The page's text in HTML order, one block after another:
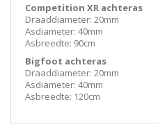
Competition XR achteras
Draaddiameter: 20mm
Asdiameter: 40mm
Asbreedte: 90cm
Bigfoot achteras
Draaddiameter: 20mm
Asdiameter: 40mm
Asbreedte: 120cm